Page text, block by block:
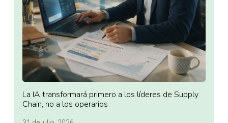
La IA transformará primero a los líderes de Supply
Chain, no a los operarios